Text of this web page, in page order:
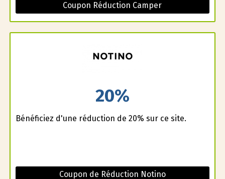
Coupon Réduction Camper
20%
Bénéficiez d'une réduction de 20% sur ce site.
Coupon de Réduction Notino